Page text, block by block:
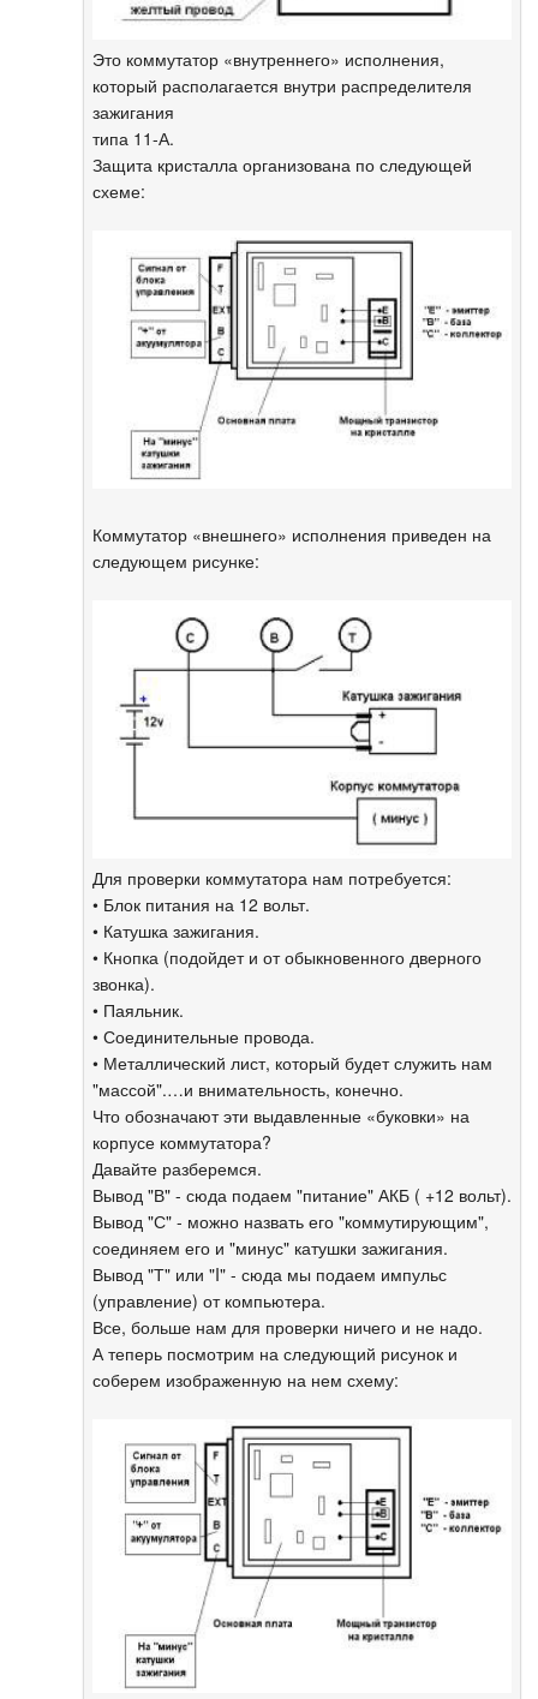
Это коммутатор «внутреннего» исполнения,
который располагается внутри распределителя
зажигания
типа 11-А.
Защита кристалла организована по следующей
схеме:
Коммутатор «внешнего» исполнения приведен на
следующем рисунке:
Для проверки коммутатора нам потребуется:
• Блок питания на 12 вольт.
• Катушка зажигания.
• Кнопка (подойдет и от обыкновенного дверного
звонка).
• Паяльник.
• Соединительные провода.
• Металлический лист, который будет служить нам
"массой".…и внимательность, конечно.
Что обозначают эти выдавленные «буковки» на
корпусе коммутатора?
Давайте разберемся.
Вывод "В" - сюда подаем "питание" АКБ ( +12 вольт).
Вывод "С" - можно назвать его "коммутирующим",
соединяем его и "минус" катушки зажигания.
Вывод "Т" или "I" - сюда мы подаем импульс
(управление) от компьютера.
Все, больше нам для проверки ничего и не надо.
А теперь посмотрим на следующий рисунок и
соберем изображенную на нем схему: